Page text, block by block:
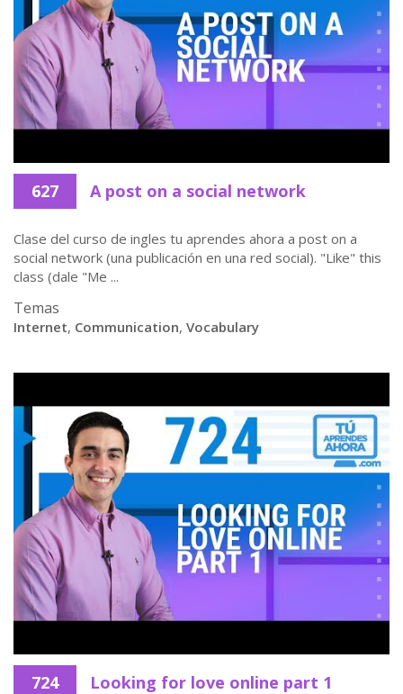
627 A post on a social network
Clase del curso de ingles tu aprendes ahora a post on a
social network (una publicación en una red social). "Like" this
class (dale "Me ...
Temas
Internet, Communication, Vocabulary
724 Looking for love online part 1